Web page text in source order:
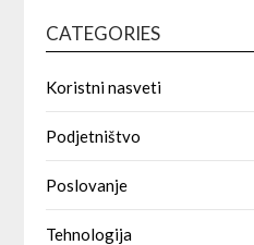
CATEGORIES
Koristni nasveti
Podjetništvo
Poslovanje
Tehnologija